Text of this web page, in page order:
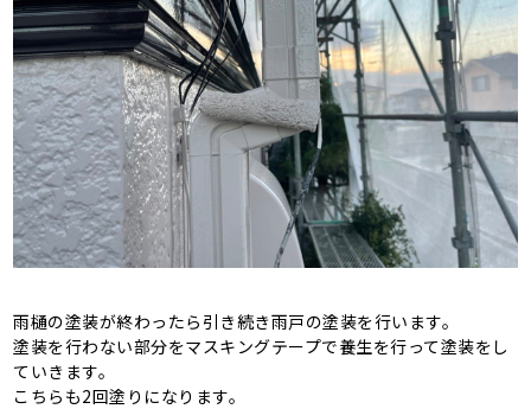
雨樋の塗装が終わったら引き続き雨戸の塗装を行います。
塗装を行わない部分をマスキングテープで養生を行って塗装をし
ていきます。
こちらも2回塗りになります。